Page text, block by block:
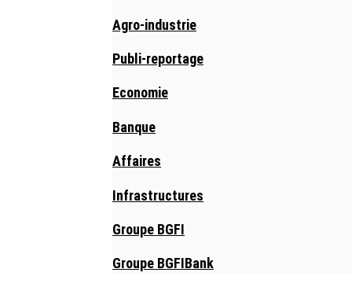
Agro-industrie
Publi-reportage
Economie
Banque
Affaires
Infrastructures
Groupe BGFI
Groupe BGFIBank